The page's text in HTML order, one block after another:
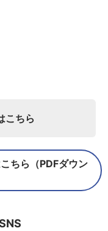
こちら
ちら（PDFダウン